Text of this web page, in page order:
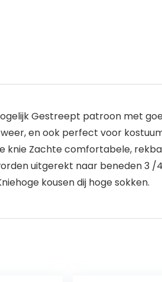
Gestreept patroon met
en ook perfect voor
knie Zachte comfortabele,
uitgerekt naar beneden 3
kousen dij hoge sokken.